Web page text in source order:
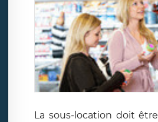
La sous-location doit